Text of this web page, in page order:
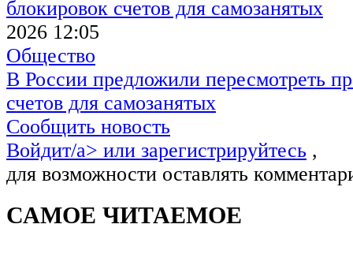
2026 12:05
Общество
В России предложили пересмотреть
счетов для самозанятых
Сообщить новость
Войдит/a> или зарегистрируйтесь ,
для возможности оставлять
САМОЕ ЧИТАЕМОЕ